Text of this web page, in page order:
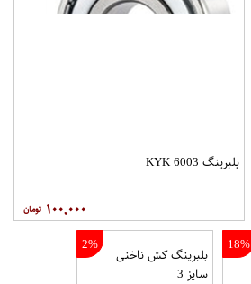
بلبرینگ 6003 KYK
۱۰۰,۰۰۰
18%
2%
بلبرینگ کش ناخنی
سایز 3